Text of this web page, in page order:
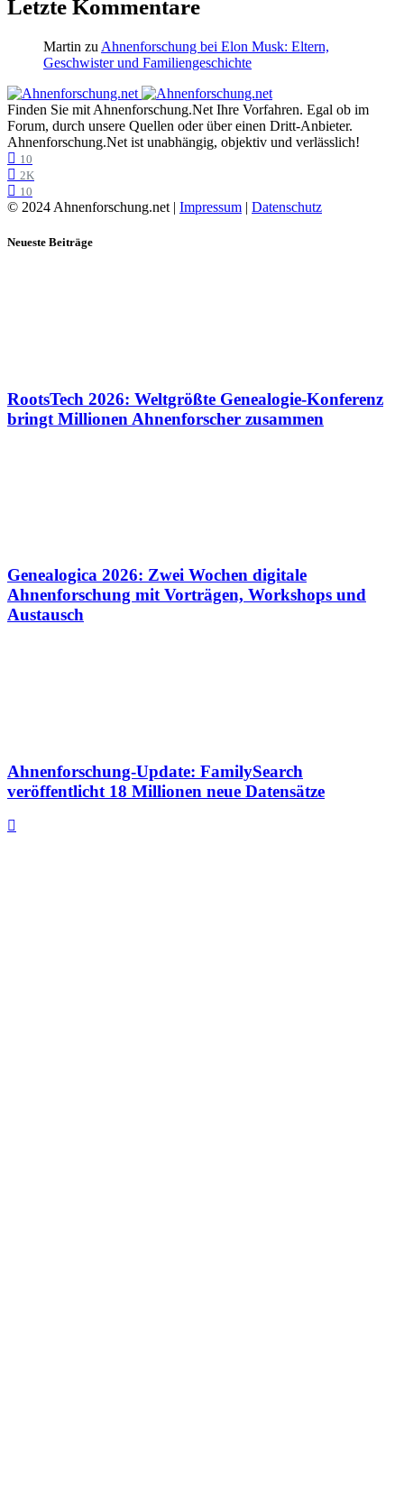
Letzte Kommentare
Martin zu Ahnenforschung bei Elon Musk: Eltern,
Geschwister und Familiengeschichte
Finden Sie mit Ahnenforschung.Net Ihre Vorfahren. Egal ob im
Forum, durch unsere Quellen oder über einen Dritt-Anbieter.
Ahnenforschung.Net ist unabhängig, objektiv und verlässlich!
10
2K
10
© 2024 Ahnenforschung.net | Impressum | Datenschutz
Neueste Beiträge
RootsTech 2026: Weltgrößte Genealogie-Konferenz
bringt Millionen Ahnenforscher zusammen
Genealogica 2026: Zwei Wochen digitale
Ahnenforschung mit Vorträgen, Workshops und
Austausch
Ahnenforschung-Update: FamilySearch
veröffentlicht 18 Millionen neue Datensätze